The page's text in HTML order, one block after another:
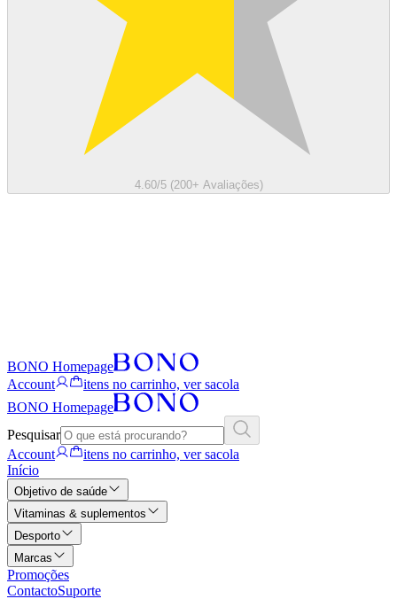
4.60/5 (200+ Avaliações)
BONO Homepage
Account
itens no carrinho, ver sacola
BONO Homepage
Pesquisar
Account
itens no carrinho, ver sacola
Início
Objetivo de saúde
Vitaminas & suplementos
Desporto
Marcas
Promoções
ContactoSuporte